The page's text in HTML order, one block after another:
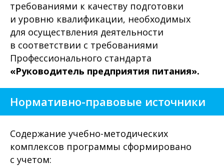
требованиями к качеству подготовки
и уровню квалификации, необходимых
для осуществления деятельности
в соответствии с требованиями
Профессионального стандарта
«Руководитель предприятия питания».
Нормативно-правовые источники
Содержание учебно-методических
комплексов программы сформировано
с учетом: